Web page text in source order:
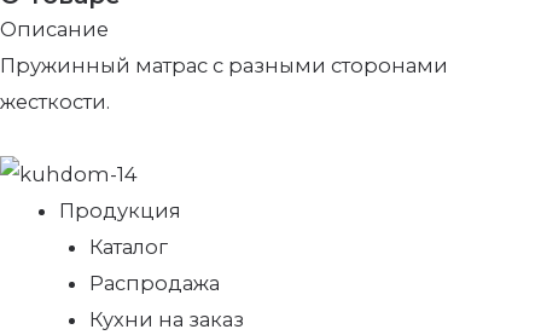
Описание
Пружинный матрас с разными сторонами
жесткости.
Продукция
Каталог
Распродажа
Кухни на заказ